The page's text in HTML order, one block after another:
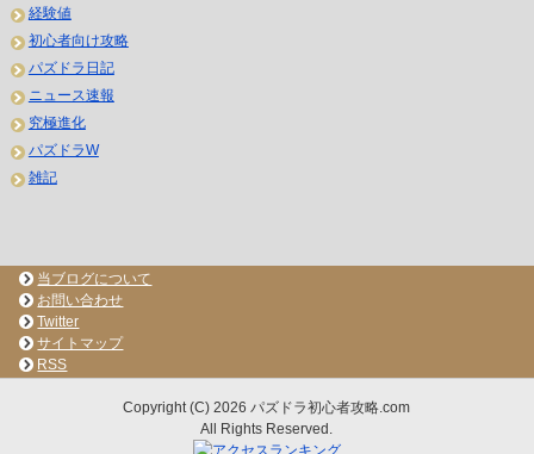
経験値
初心者向け攻略
パズドラ日記
ニュース速報
究極進化
パズドラW
雑記
当ブログについて
お問い合わせ
Twitter
サイトマップ
RSS
Copyright (C) 2026 パズドラ初心者攻略.com
All Rights Reserved.